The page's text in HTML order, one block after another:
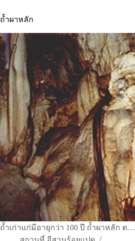
ถ้ำผาหลัก
ถ้ำเก่าแก่มีอายุกว่า 100 ปี ถ้ำผาหลัก ต…